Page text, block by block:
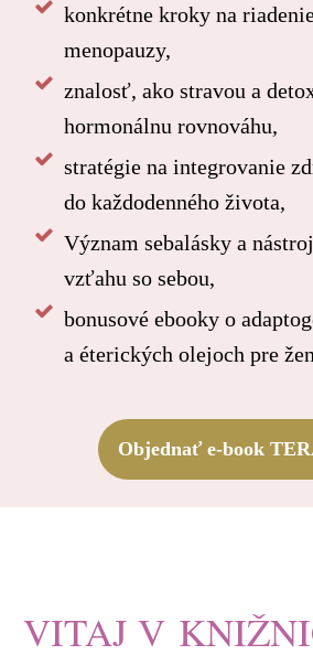
konkrétne kroky na
menopauzy,
znalosť, ako stravou a
hormonálnu rovnováhu,
stratégie na integrovanie
do každodenného života,
Význam sebalásky a
vzťahu so sebou,
bonusové ebooky o
a éterických olejoch pre
Objednať e-book
VITAJ V